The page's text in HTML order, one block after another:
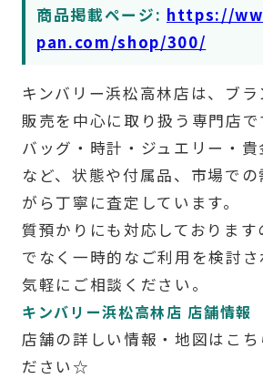
商品掲載ページ: https://
pan.com/shop/300/
キンバリー浜松高林店は、ブラ
販売を中心に取り扱う専門店で
バッグ・時計・ジュエリー・
など、状態や付属品、市場で
がら丁寧に査定しています。
質預かりにも対応しております
でなく一時的なご利用を検討
気軽にご相談ください。
キンバリー浜松高林店 店舗情報
店舗の詳しい情報・地図はこち
ださい☆